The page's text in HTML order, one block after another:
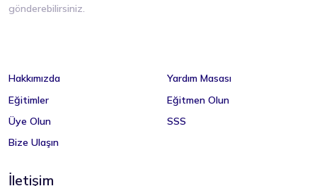
Yönetmelik - Standartlar
Satış - Pazarlama
Kalite İmalat
Kalite Yönetimi
Yalın Üretim
İletişim
gönderebilirsiniz.
Hakkımızda
Eğitimler
Üye Olun
Bize Ulaşın
Yardım Masası
Eğitmen Olun
SSS
İletişim